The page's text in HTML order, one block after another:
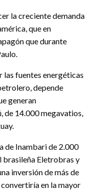
la creciente demanda
que en
que durante
fuentes energéticas
depende
generan
de 14.000 megavatios,
de Inambari de 2.000
brasileña Eletrobras y
inversión de más de
en la mayor